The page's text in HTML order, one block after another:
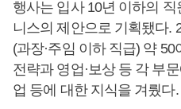
행사는 입사 10년 이하의
니스의 제안으로 기획됐다.
(과장·주임 이하 직급) 약
전략과 영업·보상 등 각 부
업 등에 대한 지식을 겨뤘다.